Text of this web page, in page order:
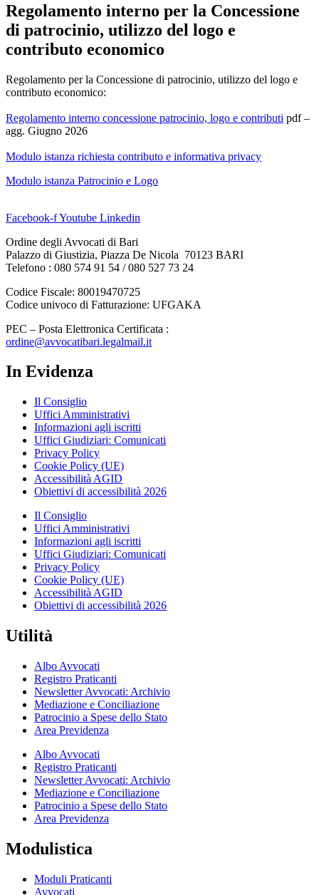
Regolamento interno per la Concessione
di patrocinio, utilizzo del logo e
contributo economico
Regolamento per la Concessione di patrocinio, utilizzo del logo e
contributo economico:
Regolamento interno concessione patrocinio, logo e contributi pdf –
agg. Giugno 2026
Modulo istanza richiesta contributo e informativa privacy
Modulo istanza Patrocinio e Logo
Facebook-fYoutube Linkedin
Ordine degli Avvocati di Bari
Palazzo di Giustizia, Piazza De Nicola 70123 BARI
Telefono : 080 574 91 54 / 080 527 73 24
Codice Fiscale: 80019470725
Codice univoco di Fatturazione: UFGAKA
PEC – Posta Elettronica Certificata :
ordine@avvocatibari.legalmail.it
In Evidenza
Il Consiglio
Uffici Amministrativi
Informazioni agli iscritti
Uffici Giudiziari: Comunicati
Privacy Policy
Cookie Policy (UE)
Accessibilità AGID
Obiettivi di accessibilità 2026
Il Consiglio
Uffici Amministrativi
Informazioni agli iscritti
Uffici Giudiziari: Comunicati
Privacy Policy
Cookie Policy (UE)
Accessibilità AGID
Obiettivi di accessibilità 2026
Utilità
Albo Avvocati
Registro Praticanti
Newsletter Avvocati: Archivio
Mediazione e Conciliazione
Patrocinio a Spese dello Stato
Area Previdenza
Albo Avvocati
Registro Praticanti
Newsletter Avvocati: Archivio
Mediazione e Conciliazione
Patrocinio a Spese dello Stato
Area Previdenza
Modulistica
Moduli Praticanti
Avvocati